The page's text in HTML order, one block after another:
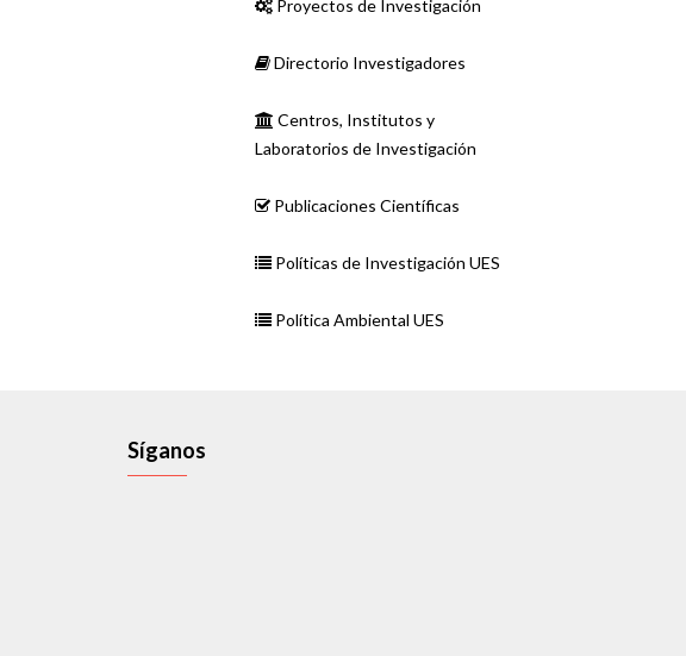
Proyectos de Investigación
Directorio Investigadores
Centros, Institutos y
Laboratorios de Investigación
Publicaciones Científicas
Políticas de Investigación UES
Política Ambiental UES
Síganos